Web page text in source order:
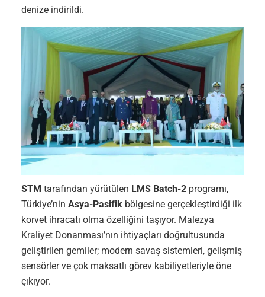
denize indirildi.
STM tarafından yürütülen LMS Batch-2 programı,
Türkiye’nin Asya-Pasifik bölgesine gerçekleştirdiği ilk
korvet ihracatı olma özelliğini taşıyor. Malezya
Kraliyet Donanması’nın ihtiyaçları doğrultusunda
geliştirilen gemiler; modern savaş sistemleri, gelişmiş
sensörler ve çok maksatlı görev kabiliyetleriyle öne
çıkıyor.